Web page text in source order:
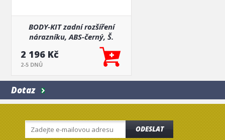
BODY-KIT zadní rozšíření
nárazníku, ABS-černý, Š.
Octavia II + facelift vše
Limousine
2 196 Kč
2-5 DNŮ
Dotaz
ODESLAT